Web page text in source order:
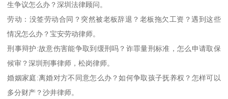
生争议怎么办？深圳法律顾问。
劳动：没签劳动合同？突然被老板辞退？老板拖欠工资？遇到这些
情况怎么办？宝安劳动律师。
刑事辩护:故意伤害能争取到缓刑吗？诈罪量刑标准，怎么申请取保
候审？深圳刑事律师，松岗律师。
婚姻家庭:离婚对方不同意怎么办？如何争取孩子抚养权？怎样可以
多分财产？沙井律师。